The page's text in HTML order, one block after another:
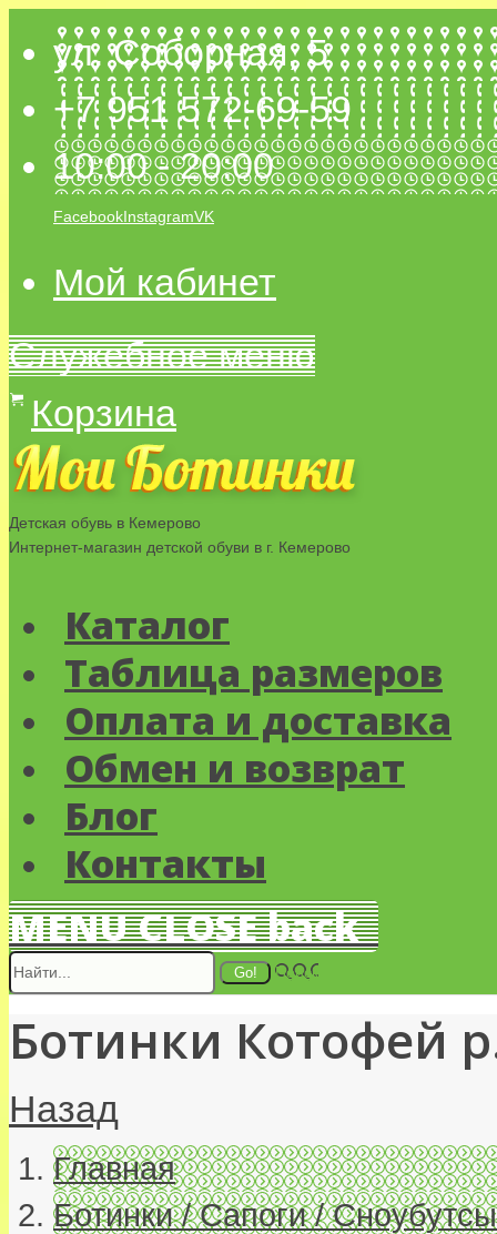
ул. Соборная, 5
+7 951 572-69-59
10:00 - 20:00
FacebookInstagramVK
Мой кабинет
Служебное меню
Корзина
Детская обувь в Кемерово
Интернет-магазин детской обуви в г. Кемерово
Каталог
Таблица размеров
Оплата и доставка
Обмен и возврат
Блог
Контакты
MENUCLOSEback
Поиск
Ботинки Котофей
Назад
Главная
Ботинки / Сапоги / Сноубутсы